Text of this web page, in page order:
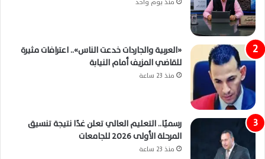
«العربية والجاردات خدعت الناس».. اعترافات مثيرة
للقاضي المزيف أمام النيابة
منذ 23 ساعة
رسميًا.. التعليم العالي تعلن غدًا نتيجة تنسيق
المرحلة الأولى 2026 للجامعات
منذ 23 ساعة